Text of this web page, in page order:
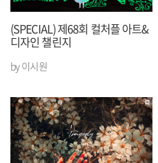
(SPECIAL) 제68회 컬처플 아트&
디자인 챌린지
by 이시원